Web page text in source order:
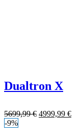
Dualtron X
5699,99€ 4999,99 €
-9%